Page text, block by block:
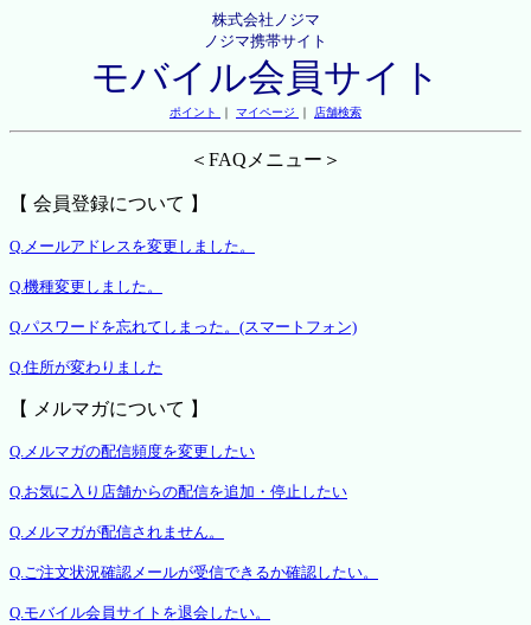
株式会社ノジマ
ノジマ携帯サイト
モバイル会員サイト
ポイント ｜ マイページ ｜ 店舗検索
＜FAQメニュー＞
【 会員登録について 】
Q.メールアドレスを変更しました。
Q.機種変更しました。
Q.パスワードを忘れてしまった。(スマートフォン)
Q.住所が変わりました
【 メルマガについて 】
Q.メルマガの配信頻度を変更したい
Q.お気に入り店舗からの配信を追加・停止したい
Q.メルマガが配信されません。
Q.ご注文状況確認メールが受信できるか確認したい。
Q.モバイル会員サイトを退会したい。